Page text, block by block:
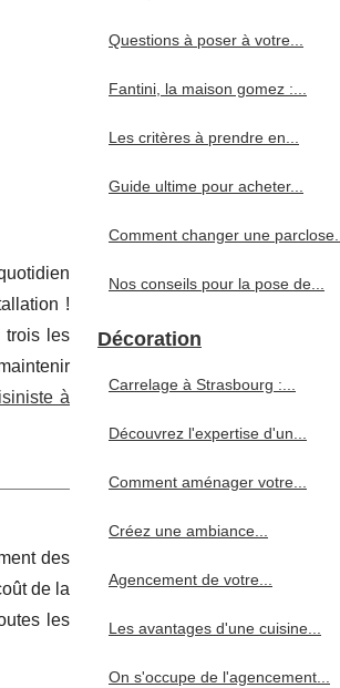
!
trois les
à
des
de la
les
Questions à poser à votre...
Fantini, la maison gomez :...
Les critères à prendre en...
Guide ultime pour acheter...
Comment changer une parclose...
Nos conseils pour la pose de...
Décoration
Carrelage à Strasbourg :...
Découvrez l'expertise d'un...
Comment aménager votre...
Créez une ambiance...
Agencement de votre...
Les avantages d'une cuisine...
On s'occupe de l'agencement...